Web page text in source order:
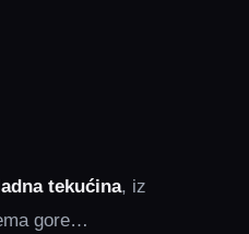
tekućina, iz
gore…